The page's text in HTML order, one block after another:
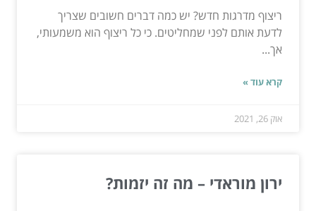
ריצוף מדרגות חדש? יש כמה דברים חשובים שצריך
לדעת אותם לפני שמחליטים. כי כל ריצוף הוא משמעותי,
אך...
קרא עוד »
אוק 26, 2021
ירון מוראדי – מה זה יזמות?